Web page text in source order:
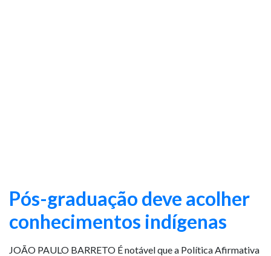
Pós-graduação deve acolher
conhecimentos indígenas
JOÃO PAULO BARRETO É notável que a Política Afirmativa